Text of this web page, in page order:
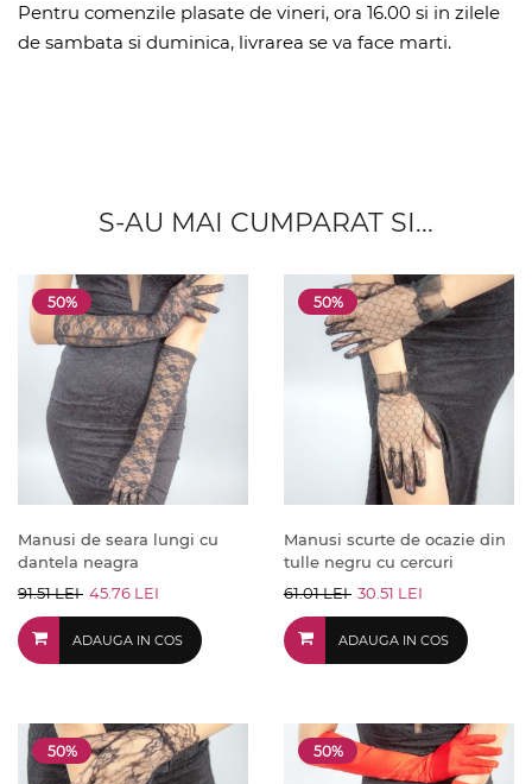
Pentru comenzile plasate de vineri, ora 16.00 si in zilele
de sambata si duminica, livrarea se va face marti.
S-AU MAI CUMPARAT SI...
50%
Manusi de seara lungi cu
dantela neagra
91.51 LEI 45.76 LEI
ADAUGA IN COS
50%
Manusi scurte de ocazie din
tulle negru cu cercuri
61.01 LEI 30.51 LEI
ADAUGA IN COS
50% 50%